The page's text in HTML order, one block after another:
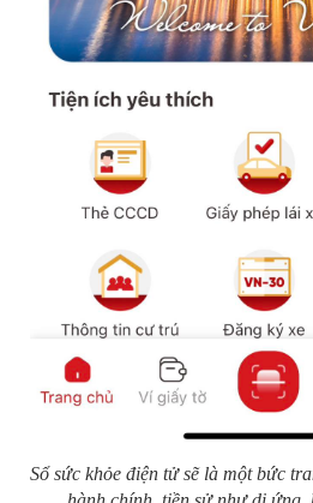
Sổ sức khỏe điện tử sẽ là một bức